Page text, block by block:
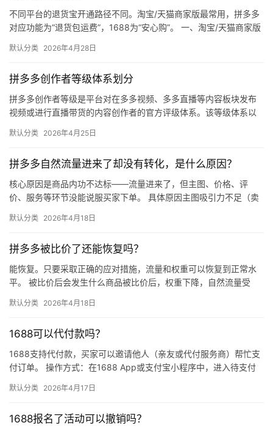
不同平台的退货宝开通路径不同。淘宝/天猫商家版最常用，拼多多
对应功能为“退货包运费”，1688为“安心购”。 一、淘宝/天猫商家版
默认分类 2026年4月28日
拼多多创作者等级体系划分
拼多多创作者等级是平台对在多多视频、多多直播等内容板块发布
视频或进行直播带货的内容创作者的官方评级体系。该等级体系以
同等级…
默认分类 2026年4月25日
拼多多自然流量进来了却没有转化，是什么原因？
核心原因是商品内功不达标——流量进来了，但主图、价格、评
价、服务等环节没能说服买家下单。 具体原因主图吸引力不足（卖
评少、…
默认分类 2026年4月18日
拼多多被比价了还能恢复吗？
能恢复。只要采取正确的应对措施，流量和权重可以恢复到正常水
平。 被比价后会发生什么商品被比价后，权重下降，自然流量受
网价格…
默认分类 2026年4月18日
1688可以代付款吗？
1688支持代付款，买家可以邀请他人（亲友或代付服务商）帮忙支
付订单。 操作方式：在1688 App或支付宝小程序中，进入待支付
默认分类 2026年4月17日
1688报名了活动可以撤销吗？